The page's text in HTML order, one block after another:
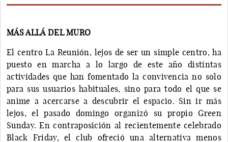
MÁS ALLÁ DEL MURO
El centro La Reunión, lejos de ser un simple centro, ha
puesto en marcha a lo largo de este año distintas
actividades que han fomentado la convivencia no solo
para sus usuarios habituales, sino para todo el que se
anime a acercarse a descubrir el espacio. Sin ir más
lejos, el pasado domingo organizó su propio Green
Sunday. En contraposición al recientemente celebrado
Black Friday, el club ofreció una alternativa menos